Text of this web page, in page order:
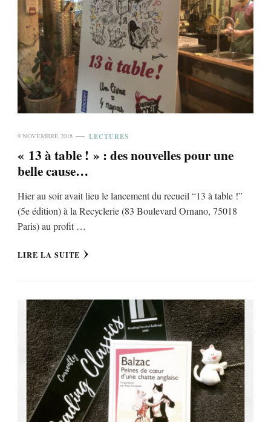
9 NOVEMBRE 2018 LECTURES
« 13 à table ! » : des nouvelles pour une
belle cause…
Hier au soir avait lieu le lancement du recueil “13 à table !”
(5e édition) à la Recyclerie (83 Boulevard Ornano, 75018
Paris) au profit …
LIRE LA SUITE